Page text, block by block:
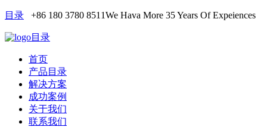
目录 +86 180 3780 8511We Hava More 35 Years Of Expeiences
目录
首页
产品目录
解决方案
成功案例
关于我们
联系我们